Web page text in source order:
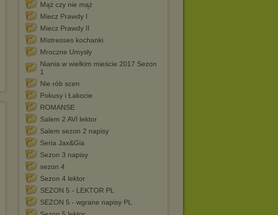
Mąż czy nie mąż
Miecz Prawdy I
Miecz Prawdy II
Mistresses kochanki
Mroczne Umysły
Niania w wielkim mieście 2017 Sezon
1
Nie rób scen
Pokusy i Łakocie
ROMANSE
Salem 2 AVI lektor
Salem sezon 2 napisy
Seria Jax&Gia
Sezon 3 napisy
sezon 4
Sezon 4 lektor
SEZON 5 - LEKTOR PL
SEZON 5 - wgrane napisy PL